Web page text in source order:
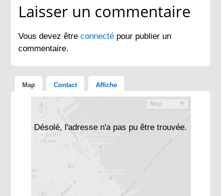
Laisser un commentaire
Vous devez êtreconnecté pour publier un
commentaire.
Map Contact Affiche
Désolé, l'adresse n'a pas pu être trouvée.